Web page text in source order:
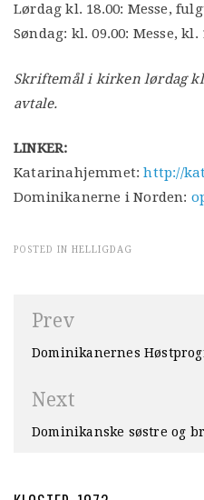
Lørdag kl. 18.00: Messe,
Søndag: kl. 09.00: Messe, kl.
Skriftemål i kirken lørdag
avtale.
LINKER:
Katarinahjemmet:http://
Dominikanerne i Norden:
POSTED IN HELLIGDAG
Innleggsnavigasjon
Prev
Dominikanernes
Next
Dominikanske søstre og